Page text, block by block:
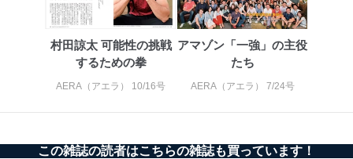
利用目的の通知を行なうことはできません。そのとき
は、本人に遅滞無くその旨を通知するとともに、理由を
説明させていただきます。
①利用目的を本人に通知し、又は公表することによって
害するおそれがある場合
③国の機関又は地方公共団体が法令の定める事務を遂行
村田諒太 可能性の挑戦
するための拳
AERA（アエラ） 10/16号
アマゾン「一強」の主役
たち
AERA（アエラ） 7/24号
この雑誌の読者はこちらの雑誌も買っています！